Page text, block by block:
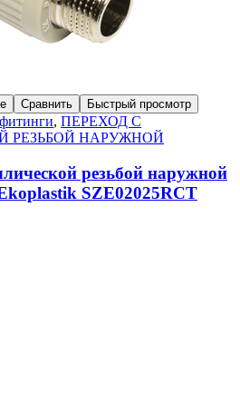
Сравнить Быстрый просмотр
, ПЕРЕХОД С
РЕЗЬБОЙ НАРУЖНОЙ
резьбой наружной
SZE02025RCT